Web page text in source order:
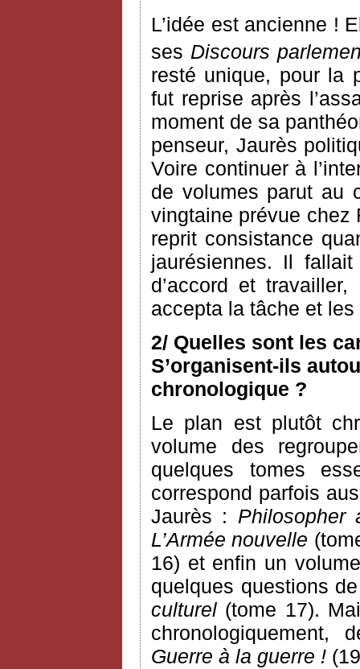
L’idée est ancienne !
ses Discours
resté unique, pour la
fut reprise après
moment de sa
penseur, Jaurès
Voire continuer à
de volumes parut au
vingtaine prévue chez
reprit consistance
jaurésiennes. Il
d’accord et
accepta la tâche et
2/ Quelles sont les
S’organisent-ils
chronologique ?
Le plan est plutôt
volume des
quelques tomes
correspond parfois
Jaurès : Philosopher
L’Armée nouvelle
16) et enfin un
quelques questions
culturel (tome 17).
chronologiquement,
Guerre à la guerre !